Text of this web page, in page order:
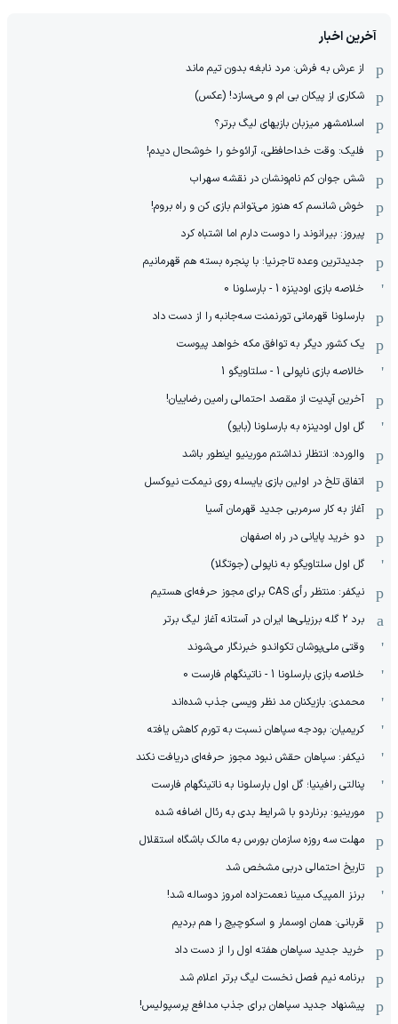
آخرین اخبار
از عرش به فرش: مرد نابغه‌ بدون تیم ماند
شکاری از پیکان بی ام و می‌سازد! (عکس)
اسلامشهر میزبان بازیهای لیگ برتر؟
فلیک: وقت خداحافظی، آرائوخو را خوشحال دیدم!
شش جوان کم نام‌و‌نشان در نقشه سهراب
خوش شانسم که هنوز می‌توانم بازی کن و راه بروم!
پیروز: بیرانوند را دوست دارم اما اشتباه کرد
جدیدترین وعده تاجرنیا: با پنجره بسته هم قهرمانیم
خلاصه بازی اودینزه 1 - بارسلونا 0
بارسلونا قهرمانی تورنمنت سه‌جانبه را از دست داد
یک کشور دیگر به توافق مکه خواهد پیوست
خالاصه بازی ناپولی 1 - سلتاویگو 1
آخرین آپدیت از مقصد احتمالی رامین رضاییان!
گل اول اودینزه به بارسلونا (بایو)
والورده: انتظار نداشتم مورینیو اینطور باشد
اتفاق تلخ در اولین بازی یایسله روی نیمکت نیوکسل
آغاز به کار سرمربی جدید قهرمان آسیا
دو خرید پایانی در راه اصفهان
گل اول سلتاویگو به ناپولی (جوتگلا)
نیکفر: منتظر رأی CAS برای مجوز حرفه‌ای هستیم
برد ۲ گله برزیلی‌ها ایران در آستانه آغاز لیگ برتر
وقتی ملی‌پوشان تکواندو خبرنگار می‌شوند
خلاصه بازی بارسلونا 1 - ناتینگهام فارست 0
محمدی: بازیکنان مد نظر ویسی جذب شده‌اند
کریمیان: بودجه سپاهان نسبت به تورم کاهش یافته
نیکفر: سپاهان حقش نبود مجوز حرفه‌ای دریافت نکند
پنالتی رافینیا؛ گل اول بارسلونا به ناتینگهام فارست
مورینیو: برناردو با شرایط بدی به رئال اضافه شده
مهلت سه روزه سازمان بورس به مالک باشگاه استقلال
تاریخ احتمالی دربی مشخص شد
برنز المپیک مبینا نعمت‌زاده امروز دوساله شد!
قربانی: همان اوسمار و اسکوچیچ را هم بردیم
خرید جدید سپاهان هفته اول را از دست داد
برنامه نیم فصل نخست لیگ برتر اعلام شد
پیشنهاد جدید سپاهان برای جذب مدافع پرسپولیس!